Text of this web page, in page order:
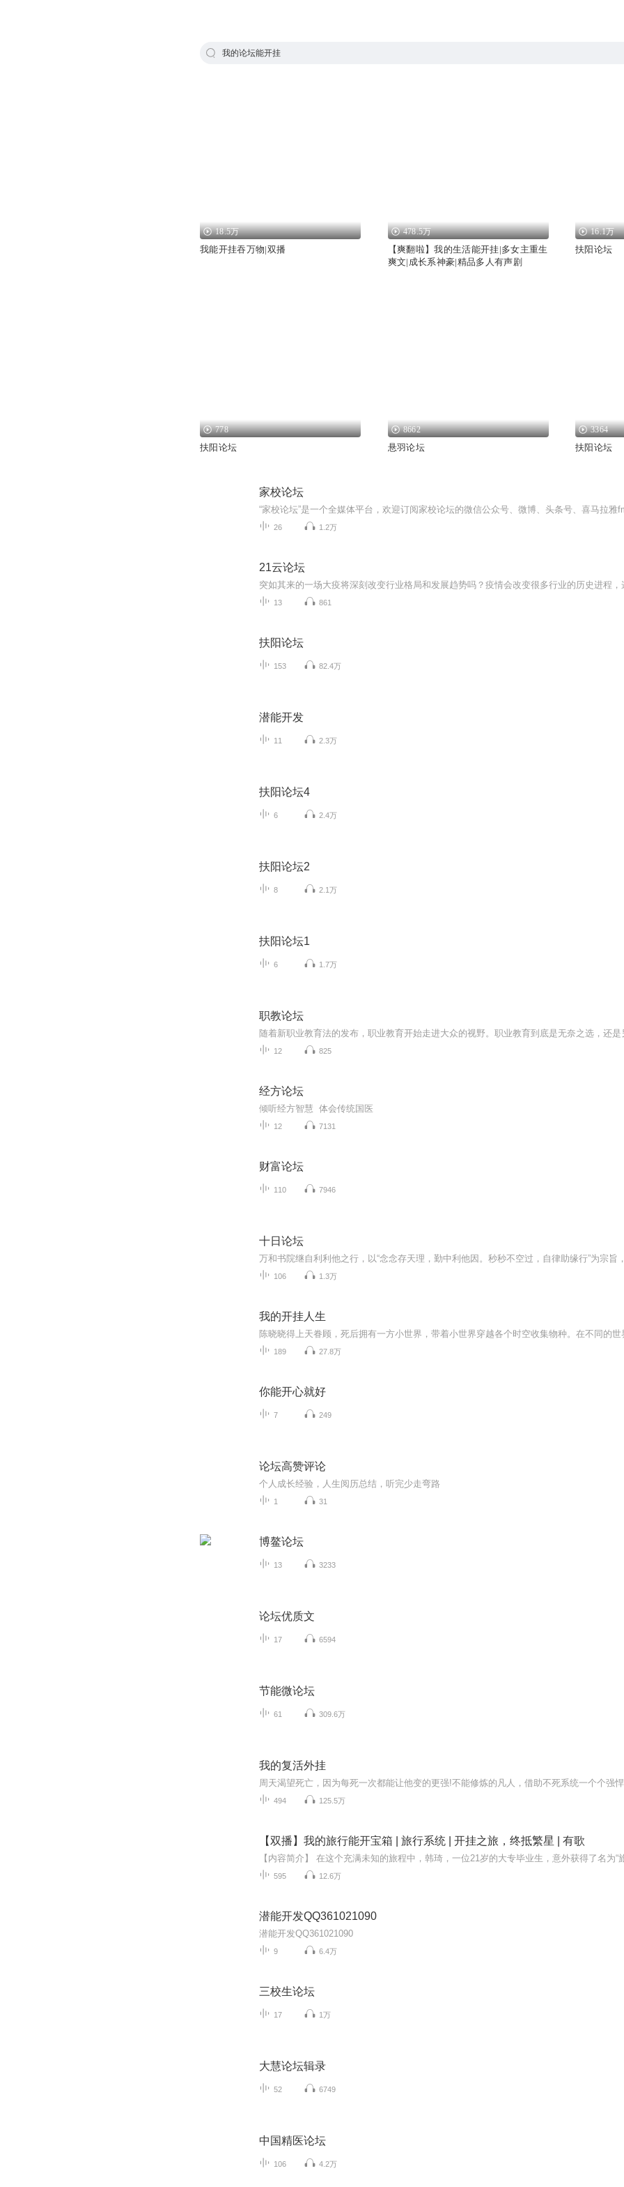
我的论坛能开挂
18.5万
我能开挂吞万物|双播
478.5万
【爽翻啦】我的生活能开挂|多女主重生
爽文|成长系神豪|精品多人有声剧
16.1万
扶阳论坛
778
扶阳论坛
8662
悬羽论坛
3364
扶阳论坛
家校论坛
26 1.2万
21云论坛
13 861
扶阳论坛
153 82.4万
潜能开发
11 2.3万
扶阳论坛4
6 2.4万
扶阳论坛2
8 2.1万
扶阳论坛1
6 1.7万
职教论坛
12 825
经方论坛
倾听经方智慧 体会传统国医
12 7131
财富论坛
110 7946
十日论坛
106 1.3万
我的开挂人生
189 27.8万
你能开心就好
7 249
论坛高赞评论
个人成长经验，人生阅历总结，听完少走弯路
1 31
博鳌论坛
13 3233
论坛优质文
17 6594
节能微论坛
61 309.6万
我的复活外挂
494 125.5万
【双播】我的旅行能开宝箱 | 旅行系统 | 开挂之旅，终抵繁星 | 有歌
595 12.6万
潜能开发QQ361021090
潜能开发QQ361021090
9 6.4万
三校生论坛
17 1万
大慧论坛辑录
52 6749
中国精医论坛
106 4.2万